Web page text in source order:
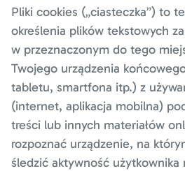
Pliki cookies („ciasteczka”) to
określenia plików tekstowych
w przeznaczonym do tego
Twojego urządzenia
tabletu, smartfona itp.) z
(internet, aplikacja mobilna)
treści lub innych materiałów
rozpoznać urządzenie, na
śledzić aktywność użytkownika